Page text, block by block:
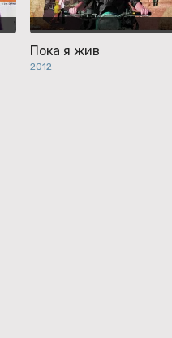
Пока я жив
2012